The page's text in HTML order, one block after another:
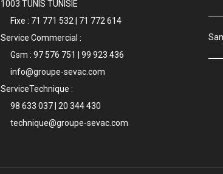
1003 TUNIS TUNISIE
Fixe : 71 771 532 | 71 772 614
Service Commercial :
Gsm : 97 576 751 | 99 923 436
info@groupe-sevac.com
ServiceTechnique :
98 633 037 | 20 344 430
technique@groupe-sevac.com